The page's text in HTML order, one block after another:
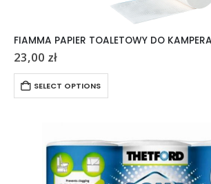
23,00 zł
SELECT OPTIONS